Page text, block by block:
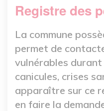
Registre des
La commune
permet de
vulnérables
canicules, crises
apparaître sur ce
en faire la